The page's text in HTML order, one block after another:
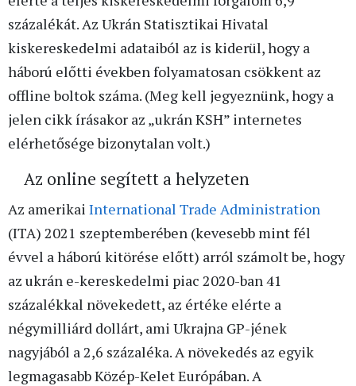
százalékát. Az Ukrán Statisztikai Hivatal
kiskereskedelmi adataiból az is kiderül, hogy a
háború előtti években folyamatosan csökkent az
offline boltok száma. (Meg kell jegyeznünk, hogy a
jelen cikk írásakor az „ukrán KSH” internetes
elérhetősége bizonytalan volt.)
Az online segített a helyzeten
Az amerikai International Trade Administration
(ITA) 2021 szeptemberében (kevesebb mint fél
évvel a háború kitörése előtt) arról számolt be, hogy
az ukrán e-kereskedelmi piac 2020-ban 41
százalékkal növekedett, az értéke elérte a
négymilliárd dollárt, ami Ukrajna GP-jének
nagyjából a 2,6 százaléka. A növekedés az egyik
legmagasabb Közép-Kelet Európában. A